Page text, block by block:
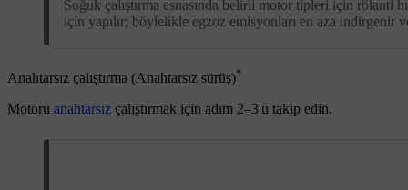
Soğuk çalıştırma esnasında belirli motor tipleri için rölanti
için yapılır; böylelikle egzoz emisyonları en aza indirgenir
Anahtarsız çalıştırma (Anahtarsız sürüş)*
Motoru anahtarsız çalıştırmak için adım 2–3'ü takip edin.